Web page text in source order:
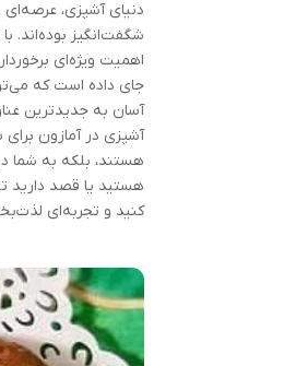
دنیای آشپزی،
شگفت‌انگیز بوده‌اند.
اهمیت ویژه‌ای
جای داده است که
آسان به جدیدترین
هستند، بلکه به شما
هستید یا قصد دارید
کنید و تجربه‌ای